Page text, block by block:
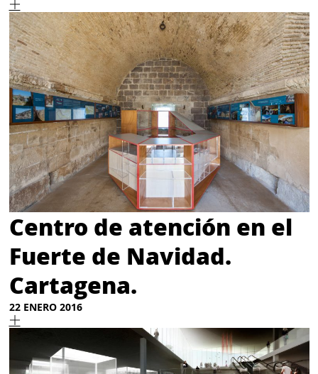
Centro de atención en el
Fuerte de Navidad.
Cartagena.
22 ENERO 2016